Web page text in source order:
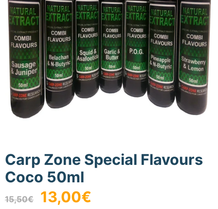
Carp Zone Special Flavours
Coco 50ml
15,50€
El
precio
13,00€